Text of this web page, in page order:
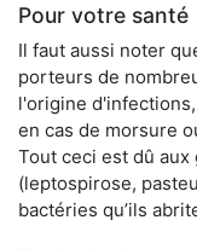
Pour votre santé
Il faut aussi noter
porteurs de
l'origine
en cas de morsure
Tout ceci est dû
(leptospirose,
bactéries qu’ils